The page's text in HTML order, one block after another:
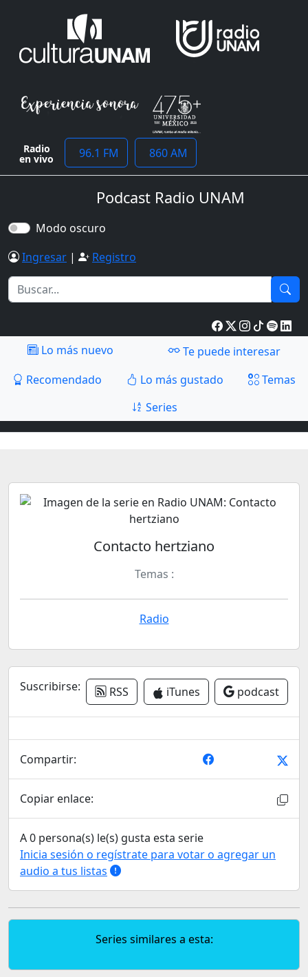
Radio
en vivo 96.1 FM 860 AM
Podcast Radio UNAM
Modo oscuro
Ingresar | Registro
Lo más nuevo
Te puede interesar
Recomendado
Lo más gustado
Temas
Series
Contacto hertziano
Temas :
Radio
Suscribirse: RSS iTunes podcast
Compartir:
Copiar enlace:
A 0 persona(s) le(s) gusta esta serie
Inicia sesión o regístrate para votar o agregar un
audio a tus listas
Series similares a esta: